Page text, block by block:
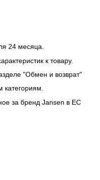
24 месяца.
к товару.
"Обмен и возврат"
категориям.
за бренд Jansen в ЕС